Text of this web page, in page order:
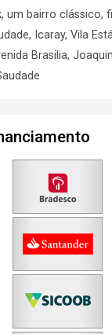
, um bairro clássico,
Icaray, Vila
Brasilia,